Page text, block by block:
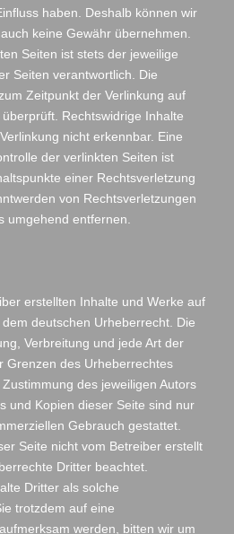
haben. Deshalb können wir
keine Gewähr übernehmen.
Seiten ist stets der jeweilige
Seiten verantwortlich. Die
Zeitpunkt der Verlinkung auf
Rechtswidrige Inhalte
nicht erkennbar. Eine
der verlinkten Seiten ist
einer Rechtsverletzung
von Rechtsverletzungen
umgehend entfernen.
erstellten Inhalte und Werke auf
deutschen Urheberrecht. Die
Verbreitung und jede Art der
Grenzen des Urheberrechtes
des jeweiligen Autors
und Kopien dieser Seite sind nur
Gebrauch gestattet.
Seite nicht vom Betreiber erstellt
Dritter beachtet.
Dritter als solche
trotzdem auf eine
werden, bitten wir um